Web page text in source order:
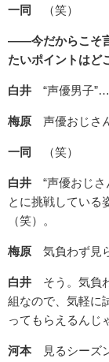
一同 （笑）
――今だからこそ
たいポイントはど
白井 “声優男子
梅原 声優おじさ
一同 （笑）
白井 “声優おじさ
とに挑戦してい
（笑）。
梅原 気負わず見
白井 そう。気負
組なので、気軽に
ってもらえるんじ
河本見るシーズン